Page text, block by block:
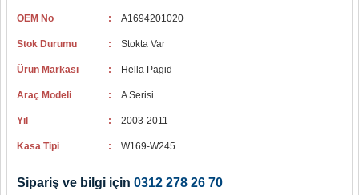
OEM No : A1694201020
Stok Durumu : Stokta Var
Ürün Markası : Hella Pagid
Araç Modeli : A Serisi
Yıl : 2003-2011
Kasa Tipi : W169-W245
Sipariş ve bilgi için 0312 278 26 70